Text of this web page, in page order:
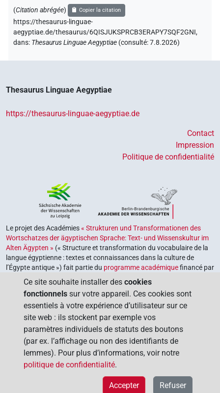
(Citation abrégée) Copier la citation
https://thesaurus-linguae-
aegyptiae.de/thesaurus/6QISJUKSPRCB3ERAPY7SQF2GNI,
dans: Thesaurus Linguae Aegyptiae (consulté:7.8.2026)
Thesaurus Linguae Aegyptiae
https://thesaurus-linguae-aegyptiae.de
Contact
Impression
Politique de confidentialité
Le projet des Académies« Strukturen und Transformationen des
Wortschatzes der ägyptischen Sprache: Text- und Wissenskultur im
Alten Ägypten » (« Structure et transformation du vocabulaire de la
langue égyptienne : textes et connaissances dans la culture de
l’Égypte antique ») fait partie du programme académiquefinancé par
le gouvernement fédéral et les gouvernements des Länder de la
République fédérale d’Allemagne, dont le but est de préserver,
retrouver et explorer notre héritage culturel. Le programme est
coordonné par l’Union des académies allemandes des sciences et
des lettres .
Ce site souhaite installer des cookies
fonctionnels sur votre appareil. Ces cookies sont
essentiels à votre expérience d’utilisateur sur ce
site web : ils stockent par exemple vos
paramètres individuels de statuts des boutons
(par ex. l’affichage ou non des identifiants de
lemmes). Pour plus d’informations, voir notre
politique de confidentialité.
Refuser
Accepter